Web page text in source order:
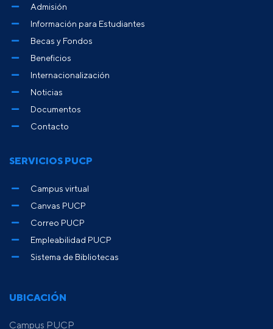
UBICACIÓN
Campus PUCP
Admisión
Información para Estudiantes
Becas y Fondos
Beneficios
Internacionalización
Noticias
Documentos
Contacto
SERVICIOS PUCP
Campus virtual
Canvas PUCP
Correo PUCP
Empleabilidad PUCP
Sistema de Bibliotecas